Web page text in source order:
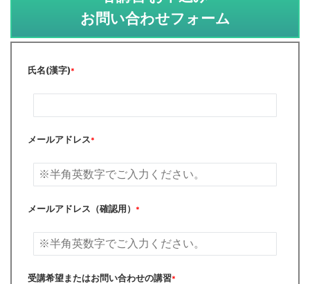
お問い合わせフォーム
氏名(漢字)*
メールアドレス*
メールアドレス（確認用） *
受講希望またはお問い合わせの講習*